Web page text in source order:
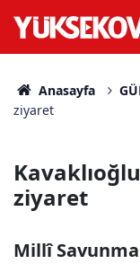
Anasayfa
ziyaret
ziyaret
Millî Savunma